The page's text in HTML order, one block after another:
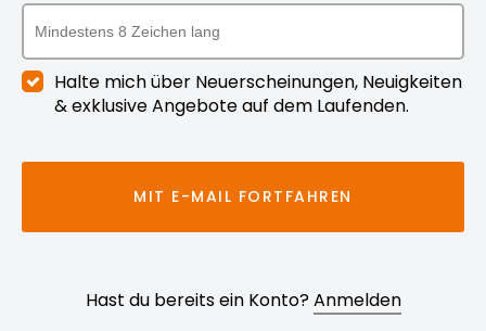
Halte mich über Neuerscheinungen, Neuigkeiten
& exklusive Angebote auf dem Laufenden.
MIT E-MAIL FORTFAHREN
Hast du bereits ein Konto?Anmelden